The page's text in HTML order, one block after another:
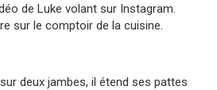
de Luke vоlant sur Instagram.
sur le comptoir de la cuisine.
deux jambes, il étend ses pattes